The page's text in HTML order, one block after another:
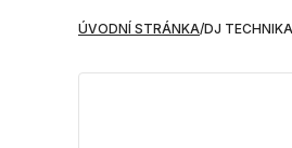
ÚVODNÍ STRÁNKA/DJ TECHNIKA